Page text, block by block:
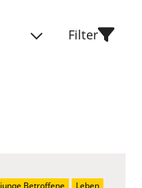
Filter
junge Betroffene
Leben